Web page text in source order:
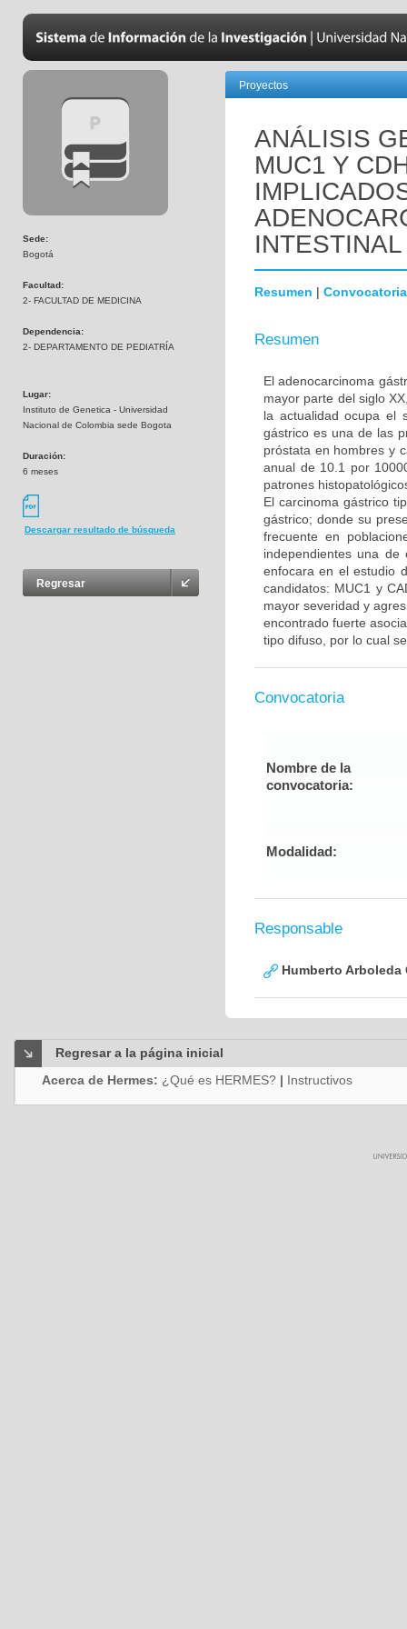
Sede:
Bogotá
Facultad:
2- FACULTAD DE MEDICINA
Dependencia:
2- DEPARTAMENTO DE PEDIATRÍA
Lugar:
Instituto de Genetica - Universidad
Nacional de Colombia sede Bogota
Duración:
6 meses
Descargar resultado de búsqueda
Regresar
Proyectos
ANÁLISIS
MUC1 Y
INTESTINAL
Resumen | Convocatoria
Resumen
El adenocarcinoma
mayor parte del siglo
la actualidad ocupa el
gástrico es una de las
próstata en hombres y
anual de 10.1 por
patrones
El carcinoma gástrico
gástrico; donde su
frecuente en
independientes una
enfocara en el estudio
candidatos: MUC1 y
mayor severidad y
encontrado fuerte
tipo difuso, por lo cual
Convocatoria
Nombre de la
convocatoria:
Modalidad:
Responsable
Humberto Arboleda
Regresar a la página inicial
Acerca de Hermes: ¿Qué es HERMES? | Instructivos